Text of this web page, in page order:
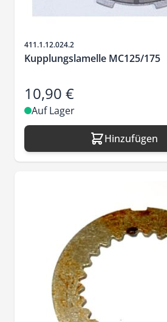
Artikelnr.
411.1.12.024.2
Kupplungslamelle MC125/175
10,90 €
Auf Lager
Hinzufügen